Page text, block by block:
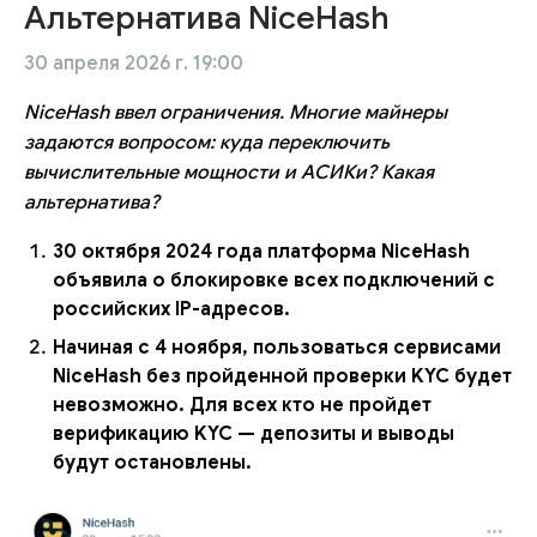
Альтернатива NiceHash
30 апреля 2026 г. 19:00
NiceHash ввел ограничения. Многие майнеры
задаются вопросом: куда переключить
вычислительные мощности и АСИКи? Какая
альтернатива?
30 октября 2024 года платформа NiceHash
объявила о блокировке всех подключений с
российских IP-адресов.
Начиная с 4 ноября, пользоваться сервисами
NiceHash без пройденной проверки KYC будет
невозможно. Для всех кто не пройдет
верификацию KYC — депозиты и выводы
будут остановлены.